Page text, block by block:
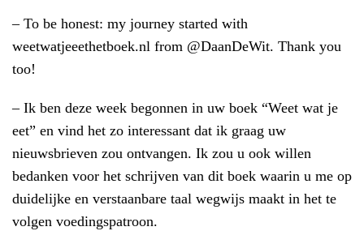
– To be honest: my journey started with
‪weetwatjeeethetboek.nl‬ from @DaanDeWit. Thank you
too!
– Ik ben deze week begonnen in uw boek “Weet wat je
eet” en vind het zo interessant dat ik graag uw
nieuwsbrieven zou ontvangen. Ik zou u ook willen
bedanken voor het schrijven van dit boek waarin u me op
duidelijke en verstaanbare taal wegwijs maakt in het te
volgen voedingspatroon.